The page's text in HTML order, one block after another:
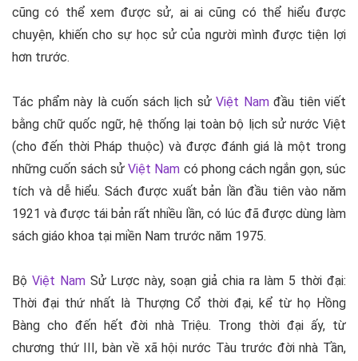
cũng có thể xem được sử, ai ai cũng có thể hiểu được
chuyện, khiến cho sự học sử của người mình được tiện lợi
hơn trước.
Tác phẩm này là cuốn sách lịch sử Việt Namđầu tiên viết
bằng chữ quốc ngữ, hệ thống lại toàn bộ lịch sử nước Việt
(cho đến thời Pháp thuộc) và được đánh giá là một trong
những cuốn sách sửViệt Nam có phong cách ngắn gọn, súc
tích và dễ hiểu. Sách được xuất bản lần đầu tiên vào năm
1921 và được tái bản rất nhiều lần, có lúc đã được dùng làm
sách giáo khoa tại miền Nam trước năm 1975.
Bộ Việt NamSử Lược này, soạn giả chia ra làm 5 thời đại:
Thời đại thứ nhất là Thượng Cổ thời đại, kể từ họ Hồng
Bàng cho đến hết đời nhà Triệu. Trong thời đại ấy, từ
chương thứ III, bàn về xã hội nước Tàu trước đời nhà Tần,